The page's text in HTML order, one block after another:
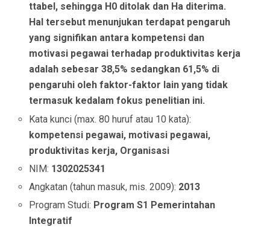
ttabel, sehingga H0 ditolak dan Ha diterima.
Hal tersebut menunjukan terdapat pengaruh
yang signifikan antara kompetensi dan
motivasi pegawai terhadap produktivitas kerja
adalah sebesar 38,5% sedangkan 61,5% di
pengaruhi oleh faktor-faktor lain yang tidak
termasuk kedalam fokus penelitian ini.
Kata kunci (max. 80 huruf atau 10 kata):
kompetensi pegawai, motivasi pegawai,
produktivitas kerja, Organisasi
NIM: 1302025341
Angkatan (tahun masuk, mis. 2009): 2013
Program Studi: Program S1 Pemerintahan
Integratif